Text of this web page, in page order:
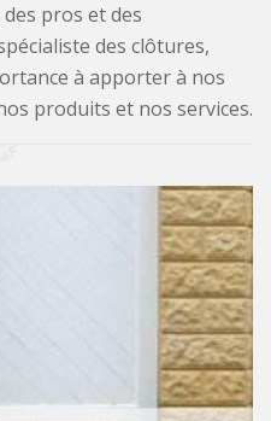
pros et des
des clôtures,
à apporter à nos
produits et nos services.